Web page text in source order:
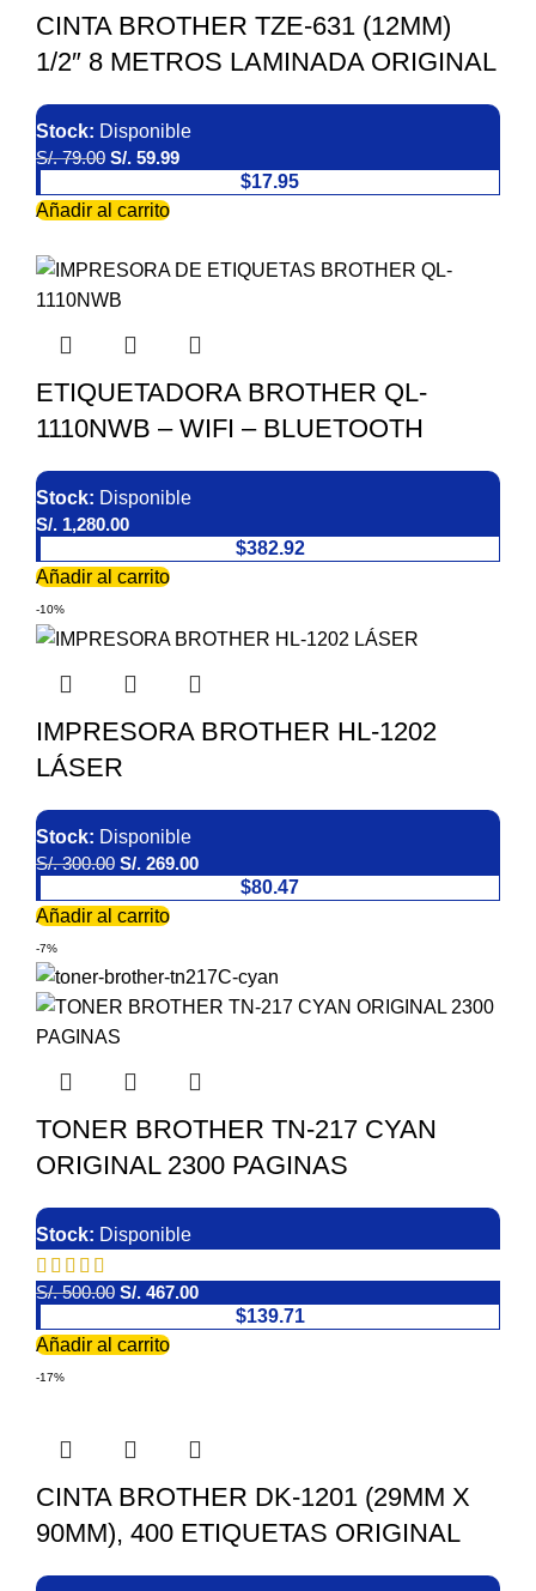
CINTA BROTHER TZE-631 (12MM)
1/2″ 8 METROS LAMINADA ORIGINAL
Stock: Disponible
S/.79.00 S/. 59.99
$17.95
Añadir al carrito
ETIQUETADORA BROTHER QL-
1110NWB – WIFI – BLUETOOTH
Stock: Disponible
S/. 1,280.00
$382.92
Añadir al carrito
-10%
IMPRESORA BROTHER HL-1202
LÁSER
Stock: Disponible
S/.300.00 S/. 269.00
$80.47
Añadir al carrito
-7%
TONER BROTHER TN-217 CYAN
ORIGINAL 2300 PAGINAS
Stock: Disponible
S/.500.00 S/. 467.00
$139.71
Añadir al carrito
-17%
CINTA BROTHER DK-1201 (29MM X
90MM), 400 ETIQUETAS ORIGINAL